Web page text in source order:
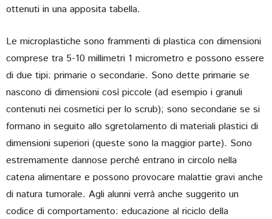
ottenuti in una apposita tabella.
Le microplastiche sono frammenti di plastica con dimensioni
comprese tra 5-10 millimetri 1 micrometro e possono essere
di due tipi: primarie o secondarie. Sono dette primarie se
nascono di dimensioni così piccole (ad esempio i granuli
contenuti nei cosmetici per lo scrub); sono secondarie se si
formano in seguito allo sgretolamento di materiali plastici di
dimensioni superiori (queste sono la maggior parte). Sono
estremamente dannose perché entrano in circolo nella
catena alimentare e possono provocare malattie gravi anche
di natura tumorale. Agli alunni verrà anche suggerito un
codice di comportamento: educazione al riciclo della